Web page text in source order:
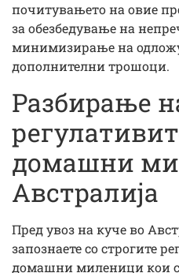
почитувањето на овие
за обезбедување на
минимизирање на
дополнителни трошоци.
Разбирање
домашни
Австралија
Пред увоз на куче во
запознаете со строгите
домашни миленици кои